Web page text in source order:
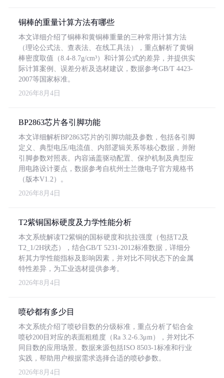
铜棒的重量计算方法有哪些
本文详细介绍了铜棒和黄铜棒重量的三种常用计算方法
（理论公式法、查表法、在线工具法），重点解析了黄铜
棒密度取值（8.4-8.7g/cm³）和计算公式的差异，并提供实
际计算案例、误差分析及选材建议，数据参考GB/T 4423-
2007等国家标准。
2026年8月4日
BP2863芯片各引脚功能
本文详细解析BP2863芯片的引脚功能及参数，包括各引脚
定义、典型电压/电流值、内部逻辑关系等核心数据，并附
引脚参数对照表。内容涵盖驱动配置、保护机制及典型应
用电路设计要点，数据参考自杭州士兰微电子官方规格书
（版本V1.2）。
2026年8月4日
T2紫铜国标硬度及力学性能分析
本文系统解读T2紫铜的国标硬度和抗拉强度（包括T2及
T2_1/2H状态），结合GB/T 5231-2012标准数据，详细分
析其力学性能指标及影响因素，并对比不同状态下的金属
特性差异，为工业选材提供参考。
2026年8月4日
喷砂都有多少目
本文系统介绍了喷砂目数的分级标准，重点分析了铝合金
喷砂200目对应的表面粗糙度（Ra 3.2-6.3μm），并对比不
同目数的应用场景。数据来源包括ISO 8503-1标准和行业
实践，帮助用户根据需求选择合适的喷砂参数。
2026年8月4日